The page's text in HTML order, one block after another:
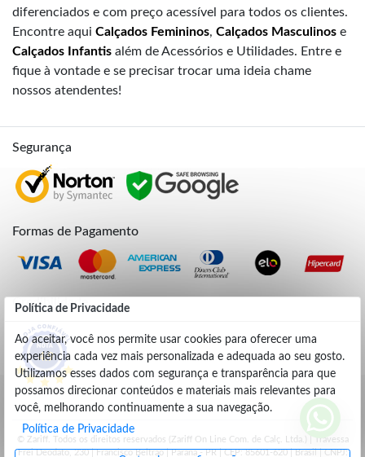
Política de Privacidade
Ao aceitar, você nos permite usar cookies para oferecer uma
experiência cada vez mais personalizada e adequada ao seu gosto.
Utilizamos esses dados com segurança e transparência para que
possamos direcionar conteúdos e materiais mais relevantes para
você, melhorando continuamente a sua navegação.
Política de Privacidade
diferenciados e com preço acessível para todos os clientes.
Encontre aqui Calçados Femininos, Calçados Masculinos e
Calçados Infantis além de Acessórios e Utilidades. Entre e
fique à vontade e se precisar trocar uma ideia chame
nossos atendentes!
Segurança
Formas de Pagamento
Credibilidade
4.9
© Zariff. Todos os direitos reservados (Zariff On Line Com. de Calç. Ltda.) | Travessa
Frei Deodato, 230 | Francisco Beltrão | Parana - PR | CEP: 85601-620 | Brasil | CNPJ: